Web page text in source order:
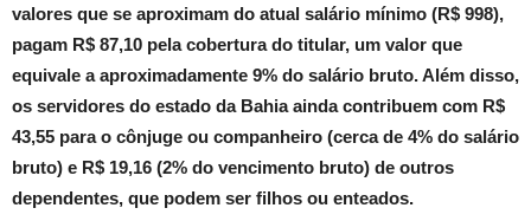
valores que se aproximam do atual salário mínimo (R$ 998),
pagam R$ 87,10 pela cobertura do titular, um valor que
equivale a aproximadamente 9% do salário bruto. Além disso,
os servidores do estado da Bahia ainda contribuem com R$
43,55 para o cônjuge ou companheiro (cerca de 4% do salário
bruto) e R$ 19,16 (2% do vencimento bruto) de outros
dependentes, que podem ser filhos ou enteados.